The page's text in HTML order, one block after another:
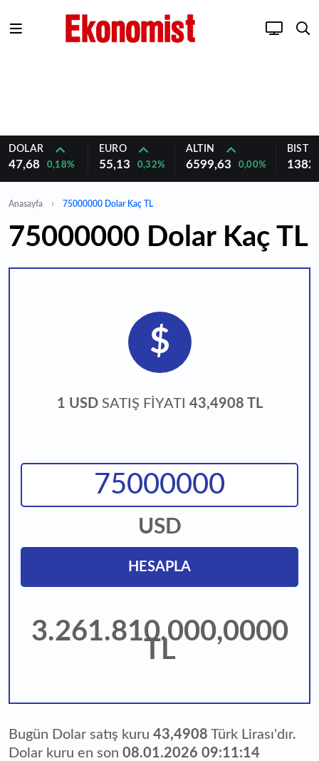
DOLAR
47,68 0,18%
EURO
55,13 0,32%
ALTIN
6599,63 0,00%
BIST
Anasayfa 75000000 Dolar Kaç TL
75000000 Dolar Kaç TL
$
1 USD SATIŞ FİYATI 43,4908 TL
USD
HESAPLA
3.261.810.000,0000
TL
Bugün Dolar satış kuru 43,4908 Türk Lirası'dır.
Dolar kuru en son 08.01.2026 09:11:14